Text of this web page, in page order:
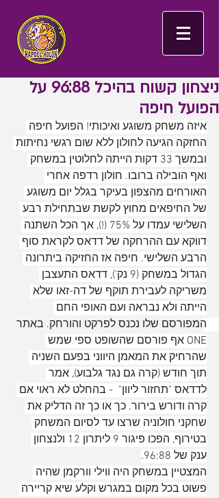
ניצחון קשוח בהיכל 96:88 על
הפועל חיפה
איזה משחק משוגע ואיכותי! הפועל חיפה
החזקה הגיעה לחולון ללא שום רגשי נחיתות
ובמשך 33 דקות הייתה לחלוטין במשחק
ואף הובילה ברובו. חולון רדפה אחרי
האורחים מהצפון בעיקר בגלל יום משוגע
של החיפאים מחוץ לקשת שבתחילת רבע
השלישי עמדו על 75% (!), אך הכל השתנה
דווקא עם ההרחקה של דדאס לקראת סוף
הרבע השלישי. חיפה אז החזיקה ביתרונה
הגדול במשחק (9 נק'), דדאס התעצבן
משריקה לעבירת תוקף של דה-זאו שלא
הייתה ולא נבראה ועם האופי החם
המפורסם שלו נכנס לפרקט והורחק. באתר
ONE אף פורסם שהשופט ספי שמש
שהרחיק את המאמן היווני בפעם השניה
תוך חודש (קרה גם נגד גלבוע), אמר
לדדאס "תחזור ליוון"  - בהחלט לא ראוי אם
קרה ודורש בירור. כך או כך זה הדליק את
שחקני חולוניה שרצו עד לסיום המשחק
בטירוף, הפכו פיגור 9 ליתרון 12 ולנצחון
ענק של 96:88.
המצטיין במשחק היה ווילי וורקמן שהיה
פשוט בכל מקום במגרש וקלע שיא קריירה